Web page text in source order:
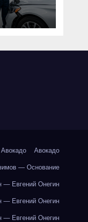
Авокадо Авокадо
— Основание
— Евгений Онегин
— Евгений Онегин
— Евгений Онегин